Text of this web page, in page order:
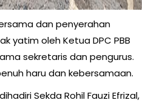
dan penyerahan
yatim oleh Ketua DPC PBB
sekretaris dan pengurus.
haru dan kebersamaan.
Sekda Rohil Fauzi Efrizal,